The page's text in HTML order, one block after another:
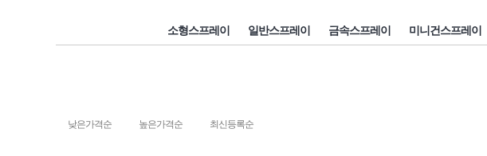
소형스프레이 일반스프레이 금속스프레이 미니건스프레이
낮은가격순 높은가격순 최신등록순